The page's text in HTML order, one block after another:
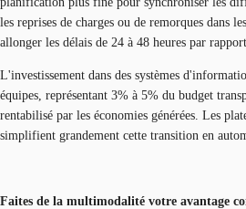
les reprises de charges ou de remorques dans
allonger les délais de 24 à 48 heures par
L'investissement dans des systèmes
équipes, représentant 3% à 5% du budget
rentabilisé par les économies générées. Les
simplifient grandement cette transition en
Faites de la multimodalité votre avantage